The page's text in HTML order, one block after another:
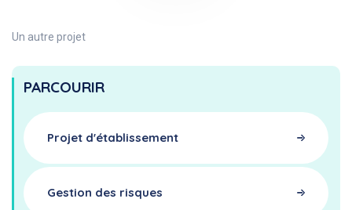
Un autre projet
PARCOURIR
Projet d'établissement
Gestion des risques